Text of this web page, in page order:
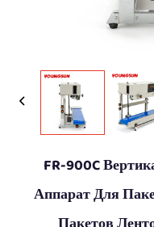
FR-900C
Аппарат Для